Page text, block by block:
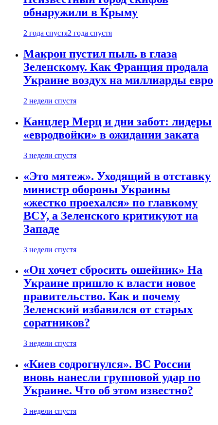
обнаружили в Крыму
2 года спустя2 года спустя
Макрон пустил пыль в глаза
Зеленскому. Как Франция продала
Украине воздух на миллиарды евро
2 недели спустя
Канцлер Мерц и дни забот: лидеры
«евродвойки» в ожидании заката
3 недели спустя
«Это мятеж». Уходящий в отставку
министр обороны Украины
«жестко проехался» по главкому
ВСУ, а Зеленского критикуют на
Западе
3 недели спустя
«Он хочет сбросить ошейник» На
Украине пришло к власти новое
правительство. Как и почему
Зеленский избавился от старых
соратников?
3 недели спустя
«Киев содрогнулся». ВС России
вновь нанесли групповой удар по
Украине. Что об этом известно?
3 недели спустя